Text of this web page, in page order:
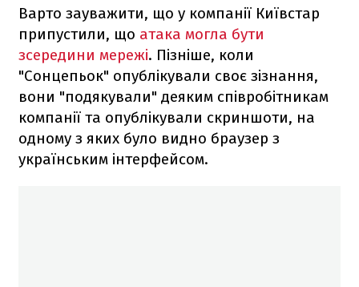
Варто зауважити, що у компанії Київстар
припустили, що атака могла бути
зсередини мережі. Пізніше, коли
"Сонцепьок" опублікували своє зізнання,
вони "подякували" деяким співробітникам
компанії та опублікували скриншоти, на
одному з яких було видно браузер з
українським інтерфейсом.